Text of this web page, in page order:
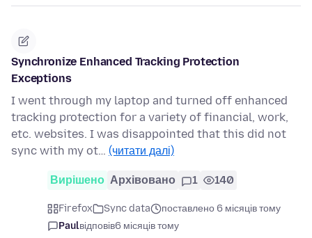
Synchronize Enhanced Tracking Protection
Exceptions
I went through my laptop and turned off enhanced
tracking protection for a variety of financial, work,
etc. websites. I was disappointed that this did not
sync with my ot… (читати далі)
Вирішено Архівовано 1 140
Firefox Sync data
поставлено 6 місяців тому
Paulвідповів6 місяців тому